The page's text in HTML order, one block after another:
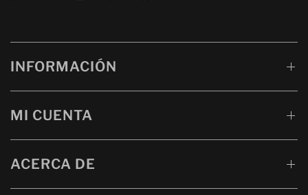
INFORMACIÓN
MI CUENTA
ACERCA DE